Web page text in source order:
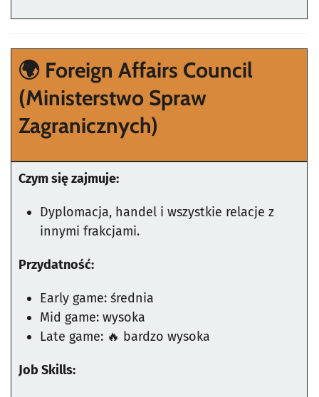
🌍 Foreign Affairs Council
(Ministerstwo Spraw
Zagranicznych)
Czym się zajmuje:
Dyplomacja, handel i wszystkie relacje z
innymi frakcjami.
Przydatność:
Early game: średnia
Mid game: wysoka
Late game: 🔥 bardzo wysoka
Job Skills: